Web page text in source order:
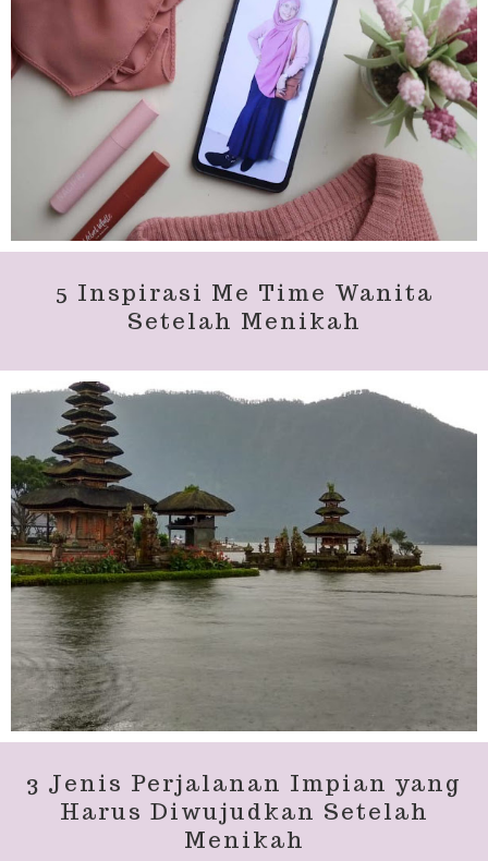
5 Inspirasi Me Time Wanita
Setelah Menikah
3 Jenis Perjalanan Impian yang
Harus Diwujudkan Setelah
Menikah